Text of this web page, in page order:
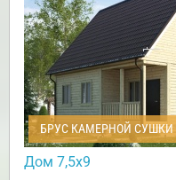
БРУС КАМЕРНОЙ СУШКИ
Дом 7,5х9